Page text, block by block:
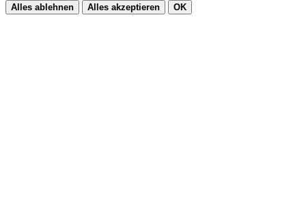
Alles ablehnen Alles akzeptieren OK